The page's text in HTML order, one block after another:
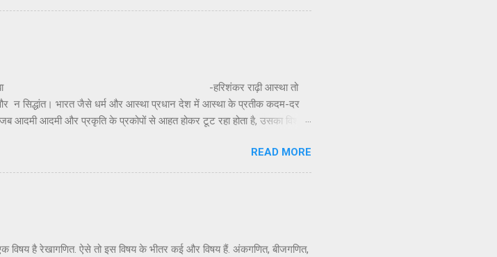
और लक्ष्मणजी ने पूजा के लिए विशेष कुंड बनाए और उसके जल से अभिषेक
और लक्ष्मण तीर्थ है । हाँ, यहाँ सफाई और व्यवस्था नहीं मिलती और यह देखकर दुख
के भैरव बाबा -हरिशंकर राढ़ी आस्था तो
न सिद्धांत। भारत जैसे धर्म और आस्था प्रधान देश में आस्था के प्रतीक कदम-दर
आदमी आदमी और प्रकृति के प्रकोपों से आहत होकर टूट रहा होता है, उसका विश्वास
आस्था के इन केंद्रों से ही मिलता है। तर्कशास्त्र कितना भी सही हो, इतने व्यापक
बाबा मंदिर का शिखर : छाया - हरिशंकर राढ़ी ऐसे ही आस्था का एक केंद्र उत्तर
READ MORE
विषय है रेखागणित. ऐसे तो इस विषय के भीतर कई और विषय हैं. अंकगणित, बीजगणित,